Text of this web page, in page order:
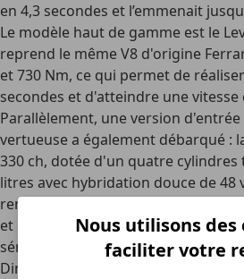
en 4,3 secondes et l’emmenait
Le modèle haut de gamme est le
reprend le même V8 d'origine
et 730 Nm, ce qui permet de
secondes et d'atteindre une
Parallèlement, une version
vertueuse a également débarqué :
330 ch, dotée d'un quatre cylindres
litres avec hybridation douce de 48
remplace le V6, moins puissant.
et la transmission automatique à 8
série sur tous les Levante.
Dimensions
Nous utilisons des
faciliter votre